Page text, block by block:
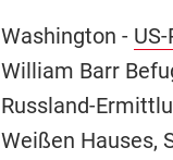
Washington -
William Barr
Russland-
Weißen Hauses,